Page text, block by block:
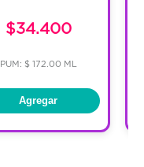
$34.400
PUM: $ 172.00 ML
Agregar